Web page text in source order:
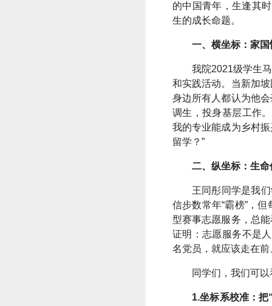
的中国青年，生逢其
生的成长命题。
一、横坐标：家
我院2021级学生
和实践活动。当新加
身边所有人都认为他
调生，投身基层工作
我的专业能成为乡村
留学？”
二、纵坐标：生
王同彤同学是我
信步数常年“霸榜”，
型赛事志愿服务，总
证明：志愿服务不是
名党员，就应该走在
同学们，我们可
1.坐标系校准：把